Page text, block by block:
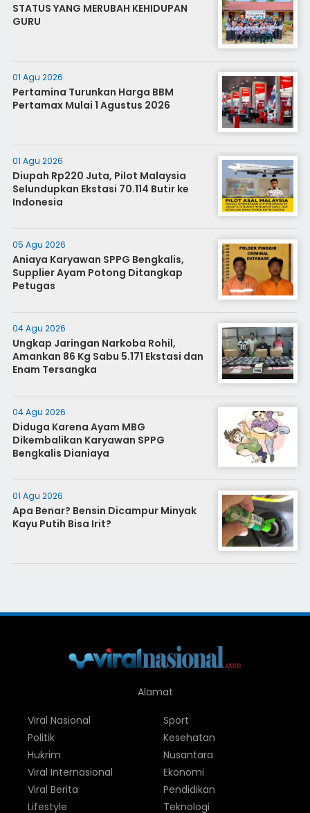
STATUS YANG MERUBAH KEHIDUPAN
GURU
01 Agu 2026
Pertamina Turunkan Harga BBM
Pertamax Mulai 1 Agustus 2026
01 Agu 2026
Diupah Rp220 Juta, Pilot Malaysia
Selundupkan Ekstasi 70.114 Butir ke
Indonesia
05 Agu 2026
Aniaya Karyawan SPPG Bengkalis,
Supplier Ayam Potong Ditangkap
Petugas
04 Agu 2026
Ungkap Jaringan Narkoba Rohil,
Amankan 86 Kg Sabu 5.171 Ekstasi dan
Enam Tersangka
04 Agu 2026
Diduga Karena Ayam MBG
Dikembalikan Karyawan SPPG
Bengkalis Dianiaya
01 Agu 2026
Apa Benar? Bensin Dicampur Minyak
Kayu Putih Bisa Irit?
Alamat
Viral Nasional
Politik
Hukrim
Viral Internasional
Viral Berita
Lifestyle
Sport
Kesehatan
Nusantara
Ekonomi
Pendidikan
Teknologi